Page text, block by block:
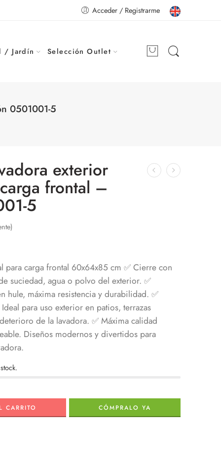
Acceder / Registrarme
/ Jardín Selección Outlet
0501001-5
exterior
frontal –
5
para carga frontal 60x64x85 cm ✅ Cierre con
suciedad, agua o polvo del exterior. ✅
hule, máxima resistencia y durabilidad. ✅
Ideal para uso exterior en patios, terrazas
de la lavadora. ✅ Máxima calidad
Diseños modernos y divertidos para
CARRITO CÓMPRALO YA